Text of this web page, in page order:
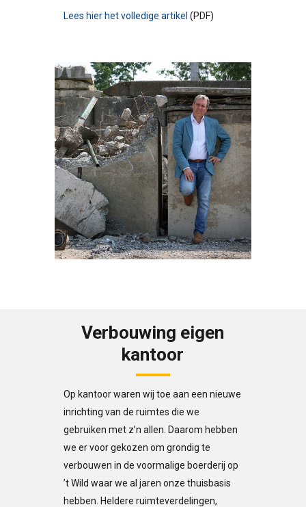
Lees hier het volledige artikel (PDF)
Verbouwing eigen
kantoor
Op kantoor waren wij toe aan een nieuwe
inrichting van de ruimtes die we
gebruiken met z’n allen. Daarom hebben
we er voor gekozen om grondig te
verbouwen in de voormalige boerderij op
’t Wild waar we al jaren onze thuisbasis
hebben. Heldere ruimteverdelingen,